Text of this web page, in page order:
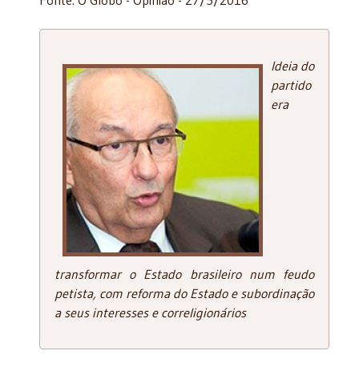
Ideia do
partido
era
transformar o Estado brasileiro num feudo
petista, com reforma do Estado e subordinação
a seus interesses e correligionários